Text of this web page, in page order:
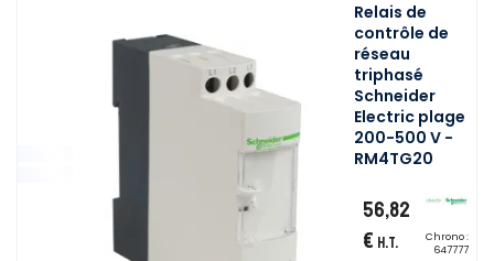
Relais de
contrôle de
réseau
triphasé
Schneider
Electric plage
200-500 V -
RM4TG20
56,82
€ H.T.
Chrono :
647777